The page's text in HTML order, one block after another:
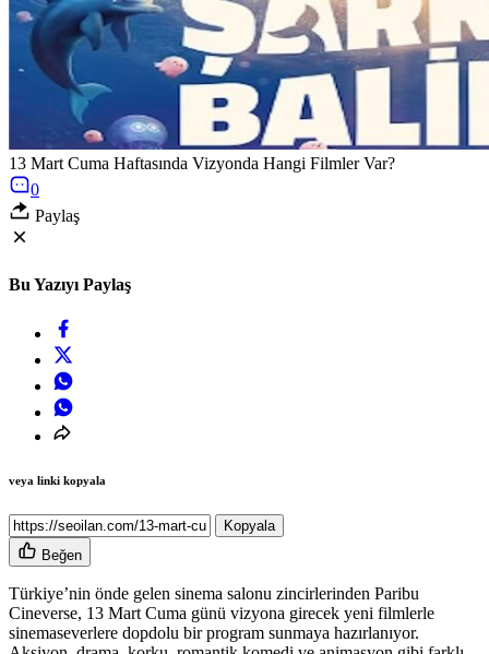
13 Mart Cuma Haftasında Vizyonda Hangi Filmler Var?
0
Paylaş
Bu Yazıyı Paylaş
veya linki kopyala
Kopyala
Beğen
Türkiye’nin önde gelen sinema salonu zincirlerinden Paribu
Cineverse, 13 Mart Cuma günü vizyona girecek yeni filmlerle
sinemaseverlere dopdolu bir program sunmaya hazırlanıyor.